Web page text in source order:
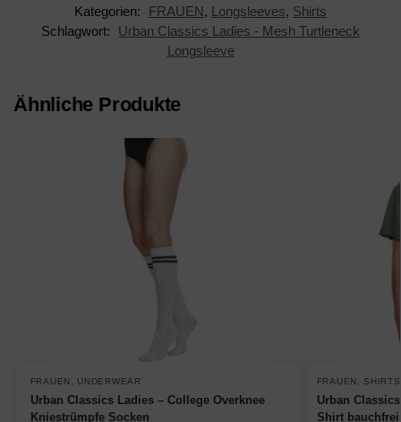
Kategorien:
FRAUEN, Longsleeves, Shirts
Schlagwort:
Urban Classics Ladies - Mesh Turtleneck
Longsleeve
Ähnliche Produkte
FRAUEN UNDERWEAR
Urban Classics Ladies – College Overknee
Kniestrümpfe Socken
FRAUEN SHIRTS
Urban
Shirt bauchfrei